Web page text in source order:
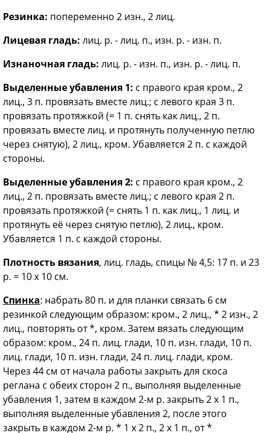
Резинка: попеременно 2 изн., 2 лиц.
Лицевая гладь: лиц. р. - лиц. п., изн. р. - изн. п.
Изнаночная гладь: лиц. р. - изн. п., изн. р. - лиц. п.
Выделенные убавления 1: с правого края кром., 2
лиц., 3 п. провязать вместе лиц.; с левого края 3 п.
провязать протяжкой (= 1 п. снять как лиц., 2 п.
провязать вместе лиц. и протянуть полученную петлю
через снятую), 2 лиц., кром. Убавляется 2 п. с каждой
стороны.
Выделенные убавления 2: с правого края кром., 2
лиц., 2 п. провязать вместе лиц.; с левого края 2 п.
провязать протяжкой (= снять 1 п. как лиц., 1 лиц. и
протянуть её через снятую петлю), 2 лиц., кром.
Убавляется 1 п. с каждой стороны.
Плотность вязания, лиц. гладь, спицы № 4,5: 17 п. и 23
р. = 10 х 10 см.
Спинка: набрать 80 п. и для планки связать 6 см
резинкой следующим образом: кром., 2 лиц., * 2 изн., 2
лиц., повторять от *, кром. Затем вязать следующим
образом: кром., 24 п. лиц. глади, 10 п. изн. глади, 10 п.
лиц. глади, 10 п. изн. глади, 24 п. лиц. глади, кром.
Через 44 см от начала работы закрыть для скоса
реглана с обеих сторон 2 п., выполняя выделенные
убавления 1, затем в каждом 2-м р. закрыть 2 х 1 п.,
выполняя выделенные убавления 2, после этого
закрыть в каждом 2-м р. * 1 х 2 п., 2 х 1 п., от *